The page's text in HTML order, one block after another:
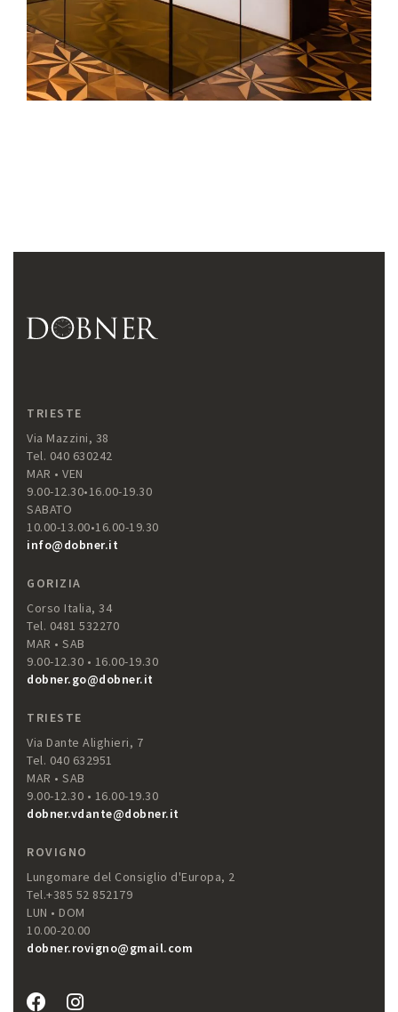
TRIESTE
Via Mazzini, 38
Tel. 040 630242
MAR • VEN
9.00-12.30•16.00-19.30
SABATO
10.00-13.00•16.00-19.30
info@dobner.it
GORIZIA
Corso Italia, 34
Tel. 0481 532270
MAR • SAB
9.00-12.30 • 16.00-19.30
dobner.go@dobner.it
TRIESTE
Via Dante Alighieri, 7
Tel. 040 632951
MAR • SAB
9.00-12.30 • 16.00-19.30
dobner.vdante@dobner.it
ROVIGNO
Lungomare del Consiglio d'Europa, 2
Tel.+385 52 852179
LUN • DOM
10.00-20.00
dobner.rovigno@gmail.com